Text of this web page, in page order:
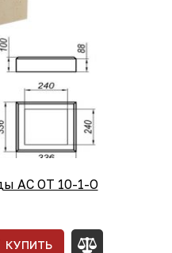
АС ОТ 10-1-O
КУПИТЬ